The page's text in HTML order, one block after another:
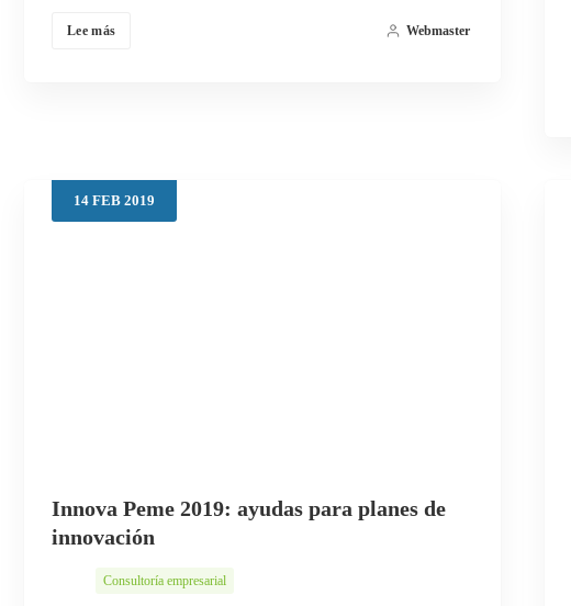
Lee más Webmaster
14 FEB 2019
Innova Peme 2019: ayudas para planes de
innovación
Consultoría empresarial